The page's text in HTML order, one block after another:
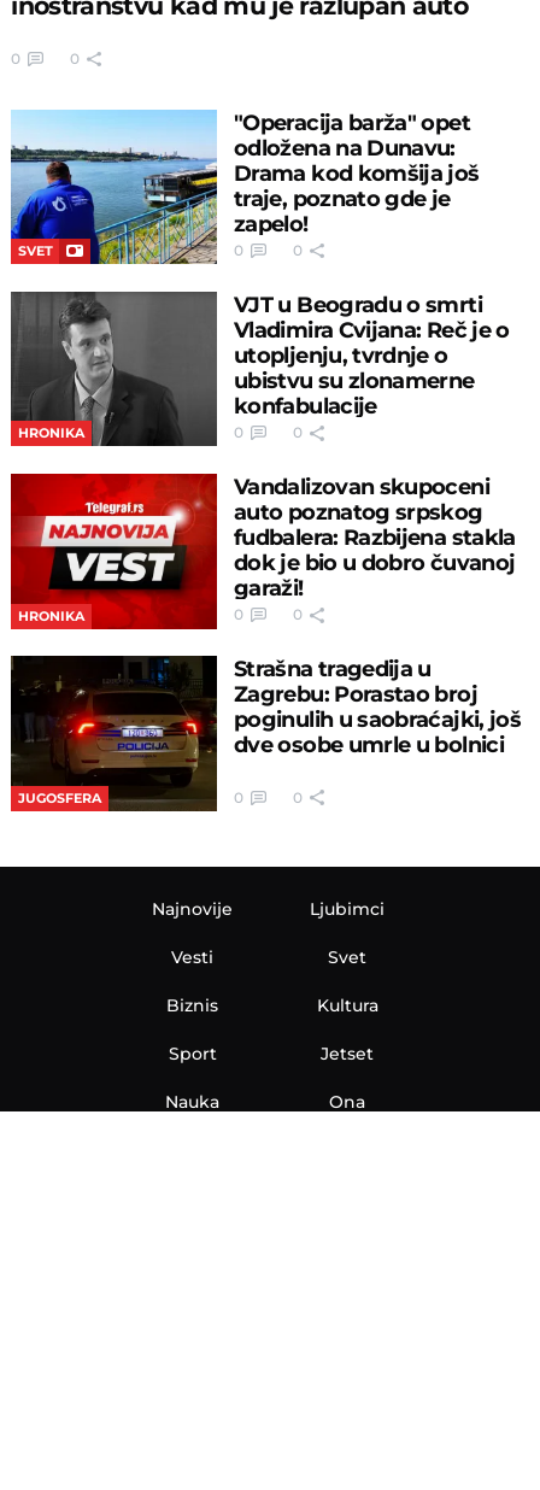
0 0
SVET
"Operacija barža" opet
odložena na Dunavu:
Drama kod komšija još
traje, poznato gde je
zapelo!
0 0
HRONIKA
VJT u Beogradu o smrti
Vladimira Cvijana: Reč je o
utopljenju, tvrdnje o
ubistvu su zlonamerne
konfabulacije
0 0
HRONIKA
Vandalizovan skupoceni
auto poznatog srpskog
fudbalera: Razbijena stakla
dok je bio u dobro čuvanoj
garaži!
0 0
JUGOSFERA
Strašna tragedija u
Zagrebu: Porastao broj
poginulih u saobraćajki, još
dve osobe umrle u bolnici
0 0
Najnovije
Vesti
Biznis
Sport
Nauka
Ljubimci
Svet
Kultura
Jetset
Ona